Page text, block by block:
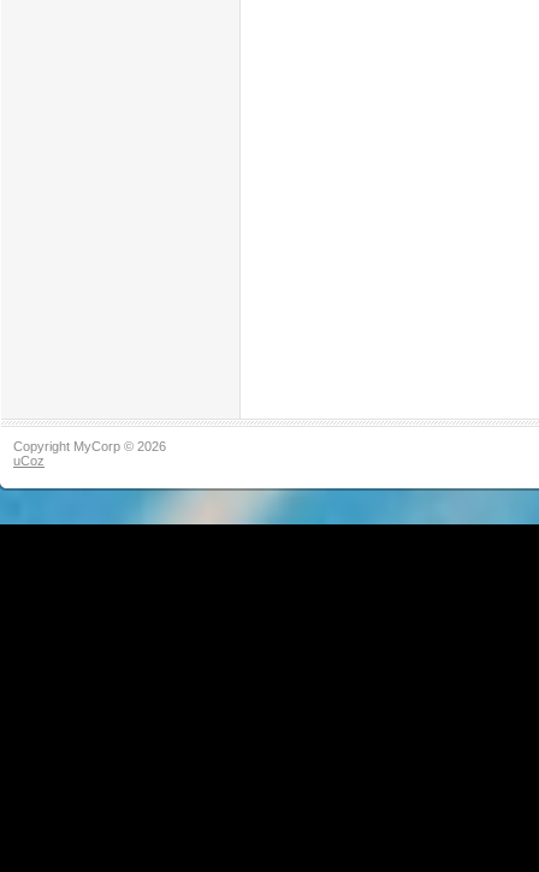
Copyright MyCorp © 2026
uCoz